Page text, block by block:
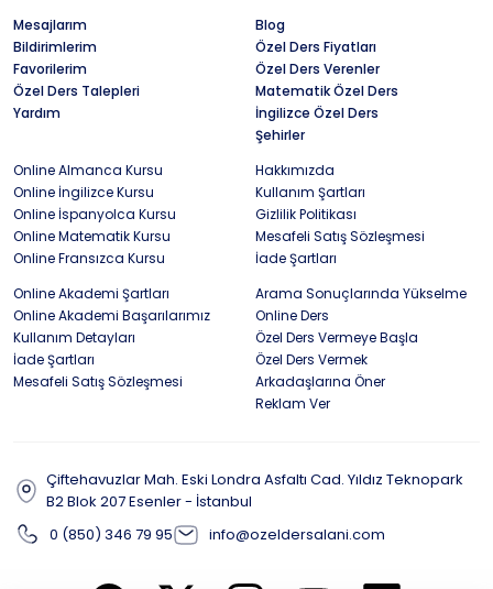
Mesajlarım
Bildirimlerim
Favorilerim
Özel Ders Talepleri
Yardım
Blog
Özel Ders Fiyatları
Özel Ders Verenler
Matematik Özel Ders
İngilizce Özel Ders
Şehirler
Online Almanca Kursu
Online İngilizce Kursu
Online İspanyolca Kursu
Online Matematik Kursu
Online Fransızca Kursu
Hakkımızda
Kullanım Şartları
Gizlilik Politikası
Mesafeli Satış Sözleşmesi
İade Şartları
Online Akademi Şartları
Online Akademi Başarılarımız
Kullanım Detayları
İade Şartları
Mesafeli Satış Sözleşmesi
Arama Sonuçlarında Yükselme
Online Ders
Özel Ders Vermeye Başla
Özel Ders Vermek
Arkadaşlarına Öner
Reklam Ver
Çiftehavuzlar Mah. Eski Londra Asfaltı Cad. Yıldız Teknopark
B2 Blok 207 Esenler - İstanbul
0 (850) 346 79 95
info@ozeldersalani.com